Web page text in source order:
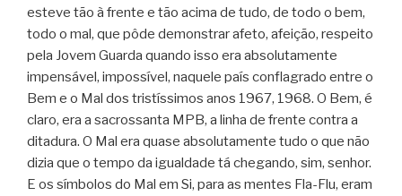
esteve tão à frente e tão acima de tudo, de todo o bem,
todo o mal, que pôde demonstrar afeto, afeição, respeito
pela Jovem Guarda quando isso era absolutamente
impensável, impossível, naquele país conflagrado entre o
Bem e o Mal dos tristíssimos anos 1967, 1968. O Bem, é
claro, era a sacrossanta MPB, a linha de frente contra a
ditadura. O Mal era quase absolutamente tudo o que não
dizia que o tempo da igualdade tá chegando, sim, senhor.
E os símbolos do Mal em Si, para as mentes Fla-Flu, eram